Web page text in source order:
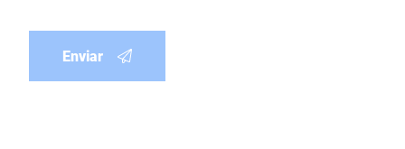
Enviar